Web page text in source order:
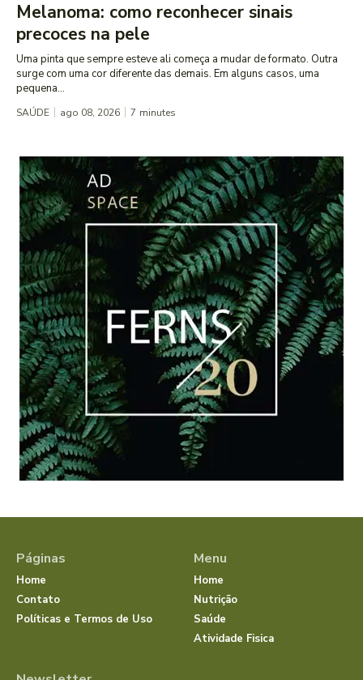
Melanoma: como reconhecer sinais
precoces na pele
Uma pinta que sempre esteve ali começa a mudar de formato. Outra
surge com uma cor diferente das demais. Em alguns casos, uma
pequena...
SAÚDE ago 08, 2026 7 minutes
Páginas
Home
Contato
Políticas e Termos de Uso
Menu
Home
Nutrição
Saúde
Atividade Fisica